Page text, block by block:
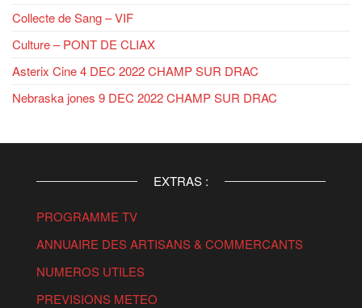
Collecte de Sang – VIF
Culture – PONT DE CLIAX
Asterix Cine 4 DEC 2022 CHAMP SUR DRAC
Nebraska jones 9 DEC 2022 CHAMP SUR DRAC
EXTRAS :
PROGRAMME TV
ANNUAIRE DES ARTISANS & COMMERCANTS
NUMEROS UTILES
PREVISIONS METEO